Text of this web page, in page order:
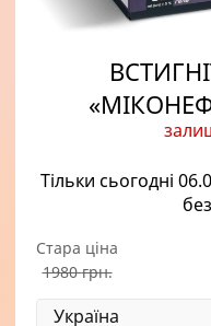
Тільки сьогодні
Стара ціна
1980 грн.